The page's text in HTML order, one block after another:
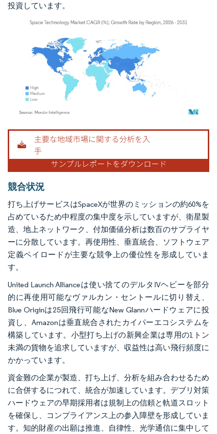
投資しています。
画像 © Mordor Intelligence。再利用にはCC BY 4.0の表示が必要です。
競合状況
打ち上げサービスはSpaceXが世界のミッションの約60%を
占めているため中程度の集中度を示していますが、衛星製
造、地上ネットワーク、付加価値分析は数百のサプライヤ
ーに分散しています。再使用性、垂直統合、ソフトウェア
定義ペイロードが主要な競争上の優位性を形成していま
す。
United Launch Allianceは使い捨てのデルタIVヘビーを部分
的に再使用可能なヴァルカン・セントールに切り替え、
Blue Originは25回飛行可能なNew Glannハードウェアに投
資し、Amazonは垂直統合されたカイパーエコシステムを
構築しています。小型打ち上げの新興企業は専用の1トン
未満の貨物を追求していますが、収益性は高い飛行頻度に
かかっています。
資金難の企業が製造、打ち上げ、分析を組み合わせるため
に合併するにつれて、統合が加速しています。デブリ対策
ハードウェアの早期採用者は規制上の信頼と軌道スロット
を確保し、コンプライアンス上の参入障壁を形成していま
す。知的財産の出願は推進、自律性、光学通信に集中して